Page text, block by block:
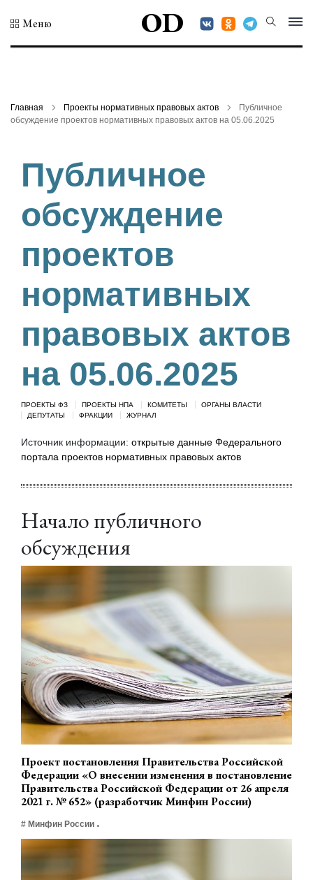
Меню OD
Главная Проекты нормативных правовых актов
Публичное
обсуждение проектов нормативных правовых актов на 05.06.2025
Публичное
обсуждение
проектов
нормативных
правовых актов
на 05.06.2025
ПРОЕКТЫ ФЗ ПРОЕКТЫ НПА КОМИТЕТЫ
ОРГАНЫ ВЛАСТИ
ДЕПУТАТЫ
ФРАКЦИИ ЖУРНАЛ
Источник информации: открытые данные Федерального
портала проектов нормативных правовых актов
Начало публичного
обсуждения
Проект постановления Правительства Российской
Федерации «О внесении изменения в постановление
Правительства Российской Федерации от 26 апреля
2021 г. № 652» (разработчик Минфин России)
# Минфин России